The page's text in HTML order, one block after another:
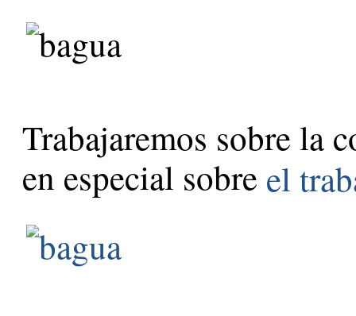
Trabajaremos sobre la
en especial sobre el